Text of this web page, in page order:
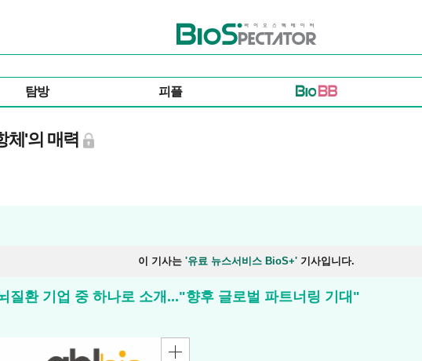
바이오스펙테이터
탐방 피플
체'의 매력
이 기사는 '유료 뉴스서비스 BioS+' 기사입니다.
질환 기업 중 하나로 소개..."향후 글로벌 파트너링 기대"